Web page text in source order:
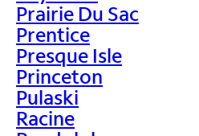
Prairie Du Sac
Prentice
Presque Isle
Princeton
Pulaski
Racine